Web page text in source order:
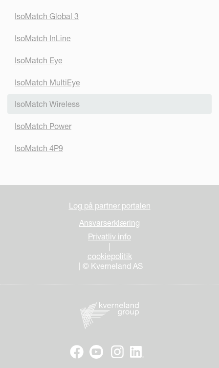
IsoMatch Global 3
IsoMatch InLine
IsoMatch Eye
IsoMatch MultiEye
IsoMatch Wireless
IsoMatch Power
IsoMatch 4P9
Log på partner portalen
Ansvarserklæring
Privatliv info
|
cookiepolitik
| © Kverneland AS